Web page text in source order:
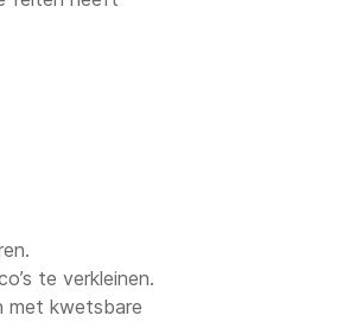
te verkleinen.
met kwetsbare